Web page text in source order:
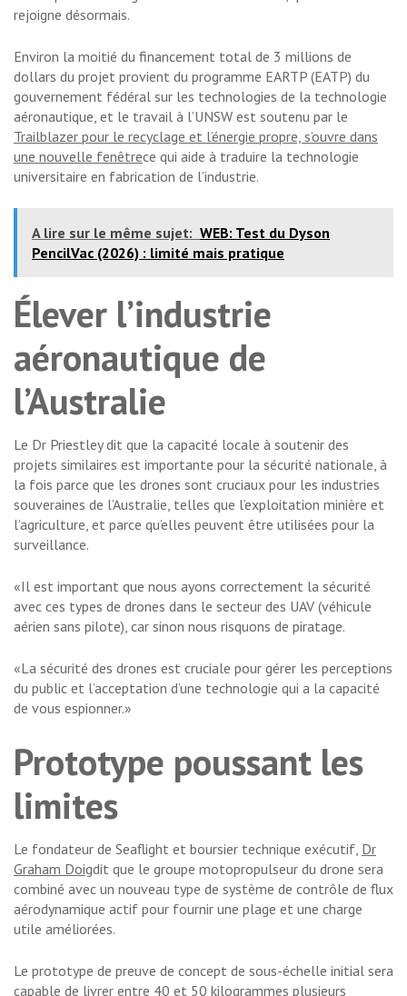
rejoigne désormais.
Environ la moitié du financement total de 3 millions de
dollars du projet provient du programme EARTP (EATP) du
gouvernement fédéral sur les technologies de la technologie
aéronautique, et le travail à l’UNSW est soutenu par le
Trailblazer pour le recyclage et l’énergie propre, s’ouvre dans
une nouvelle fenêtrece qui aide à traduire la technologie
universitaire en fabrication de l’industrie.
A lire sur le même sujet: WEB: Test du Dyson
PencilVac (2026) : limité mais pratique
Élever l’industrie
aéronautique de
l’Australie
Le Dr Priestley dit que la capacité locale à soutenir des
projets similaires est importante pour la sécurité nationale, à
la fois parce que les drones sont cruciaux pour les industries
souveraines de l’Australie, telles que l’exploitation minière et
l’agriculture, et parce qu’elles peuvent être utilisées pour la
surveillance.
«Il est important que nous ayons correctement la sécurité
avec ces types de drones dans le secteur des UAV (véhicule
aérien sans pilote), car sinon nous risquons de piratage.
«La sécurité des drones est cruciale pour gérer les perceptions
du public et l’acceptation d’une technologie qui a la capacité
de vous espionner.»
Prototype poussant les
limites
Le fondateur de Seaflight et boursier technique exécutif, Dr
Graham Doigdit que le groupe motopropulseur du drone sera
combiné avec un nouveau type de système de contrôle de flux
aérodynamique actif pour fournir une plage et une charge
utile améliorées.
Le prototype de preuve de concept de sous-échelle initial sera
capable de livrer entre 40 et 50 kilogrammes plusieurs